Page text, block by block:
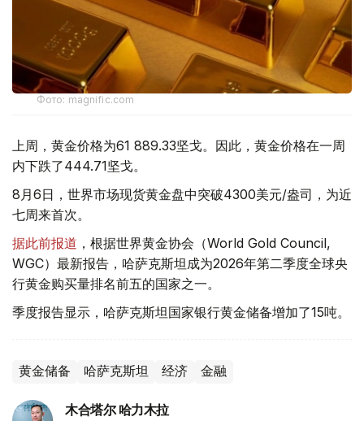
Фото: magnific.com
上周，黄金价格为61 889.33坚戈。因此，黄金价格在一周
内下跌了444.71坚戈。
8月6日，世界市场现货黄金盘中突破4300美元/盎司，为近
七周来首次。
据此前报道 ，根据世界黄金协会（World Gold Council,
WGC）最新报告，哈萨克斯坦成为2026年第二季度全球央
行黄金购买量排名前五的国家之一。
季度报告显示，哈萨克斯坦国家银行黄金储备增加了15吨。
黄金储备 哈萨克斯坦 经济 金融
木合塔尔 哈力木拉